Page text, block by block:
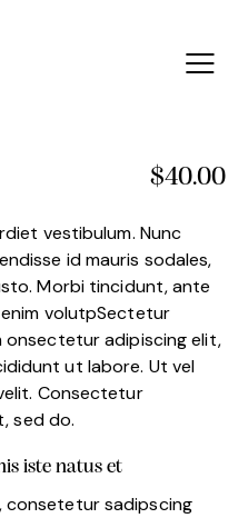
$40.00
vestibulum. Nunc
id mauris sodales,
Morbi tincidunt, ante
volutpSectetur
onsectetur adipiscing elit,
ut labore. Ut vel
Consectetur
sed do.
iste natus et
consetetur sadipscing